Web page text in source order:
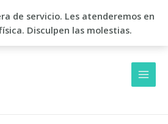
de servicio. Les atenderemos en
Disculpen las molestias.